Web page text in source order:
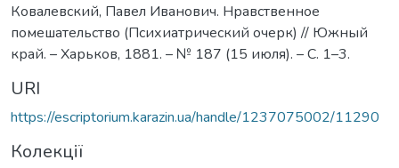
Ковалевский, Павел Иванович. Нравственное
помешательство (Психиатрический очерк) // Южный
край. – Харьков, 1881. – № 187 (15 июля). – С. 1–3.
URI
https://escriptorium.karazin.ua/handle/1237075002/11290
Колекції